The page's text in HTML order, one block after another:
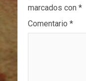
marcados con *
Comentario *